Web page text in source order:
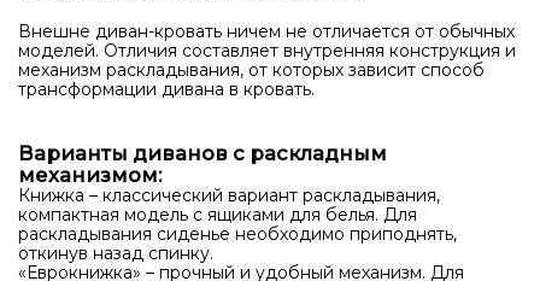
Внешне диван-кровать ничем не отличается от обычных
моделей. Отличия составляет внутренняя конструкция и
механизм раскладывания, от которых зависит способ
трансформации дивана в кровать.
Варианты диванов с раскладным
механизмом:
Книжка – классический вариант раскладывания,
компактная модель с ящиками для белья. Для
раскладывания сиденье необходимо приподнять,
откинув назад спинку.
«Еврокнижка» – прочный и удобный механизм. Для